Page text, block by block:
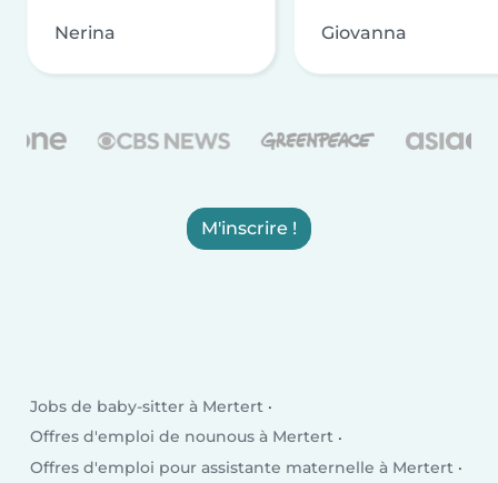
Nerina Giovanna
M'inscrire !
Jobs de baby-sitter à Mertert
Offres d'emploi de nounous à Mertert
Offres d'emploi pour assistante maternelle à Mertert